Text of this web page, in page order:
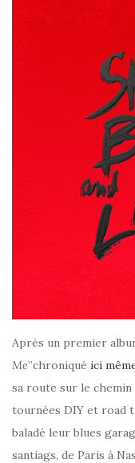
Après un premier
Me”chroniqué ici
sa route sur le
tournées DIY et road
baladé leur blues
santiags, de Paris à